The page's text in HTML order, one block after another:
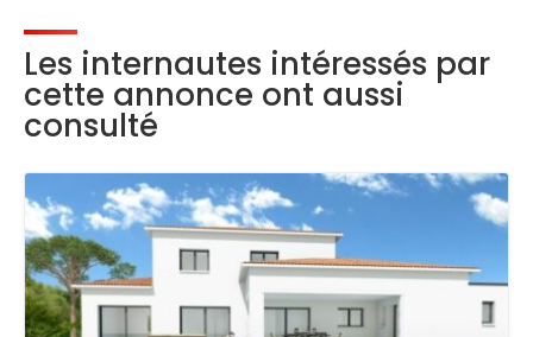
Les internautes intéressés par
cette annonce ont aussi
consulté